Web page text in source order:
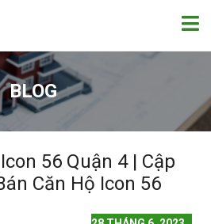
BLOG
56 Quận 4 | Cập
Căn Hộ Icon 56